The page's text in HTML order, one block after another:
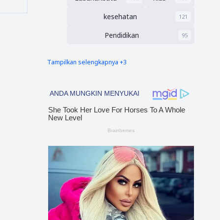
kesehatan 121
Pendidikan 95
nias barat
Tampilkan selengkapnya +3